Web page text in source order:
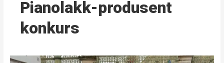
Pianolakk-produsent
konkurs